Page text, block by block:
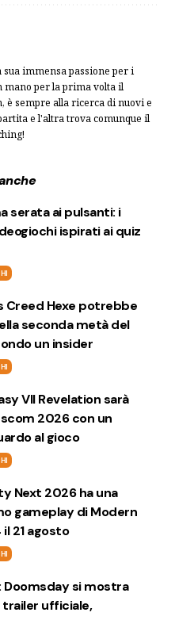
sua immensa passione per i
mano per la prima volta il
è sempre alla ricerca di nuovi e
e l'altra trova comunque il
serata ai pulsanti: i
ispirati ai quiz
Creed Hexe potrebbe
seconda metà del
un insider
VII Revelation sarà
2026 con un
al gioco
Next 2026 ha una
gameplay di Modern
21 agosto
Doomsday si mostra
trailer ufficiale,